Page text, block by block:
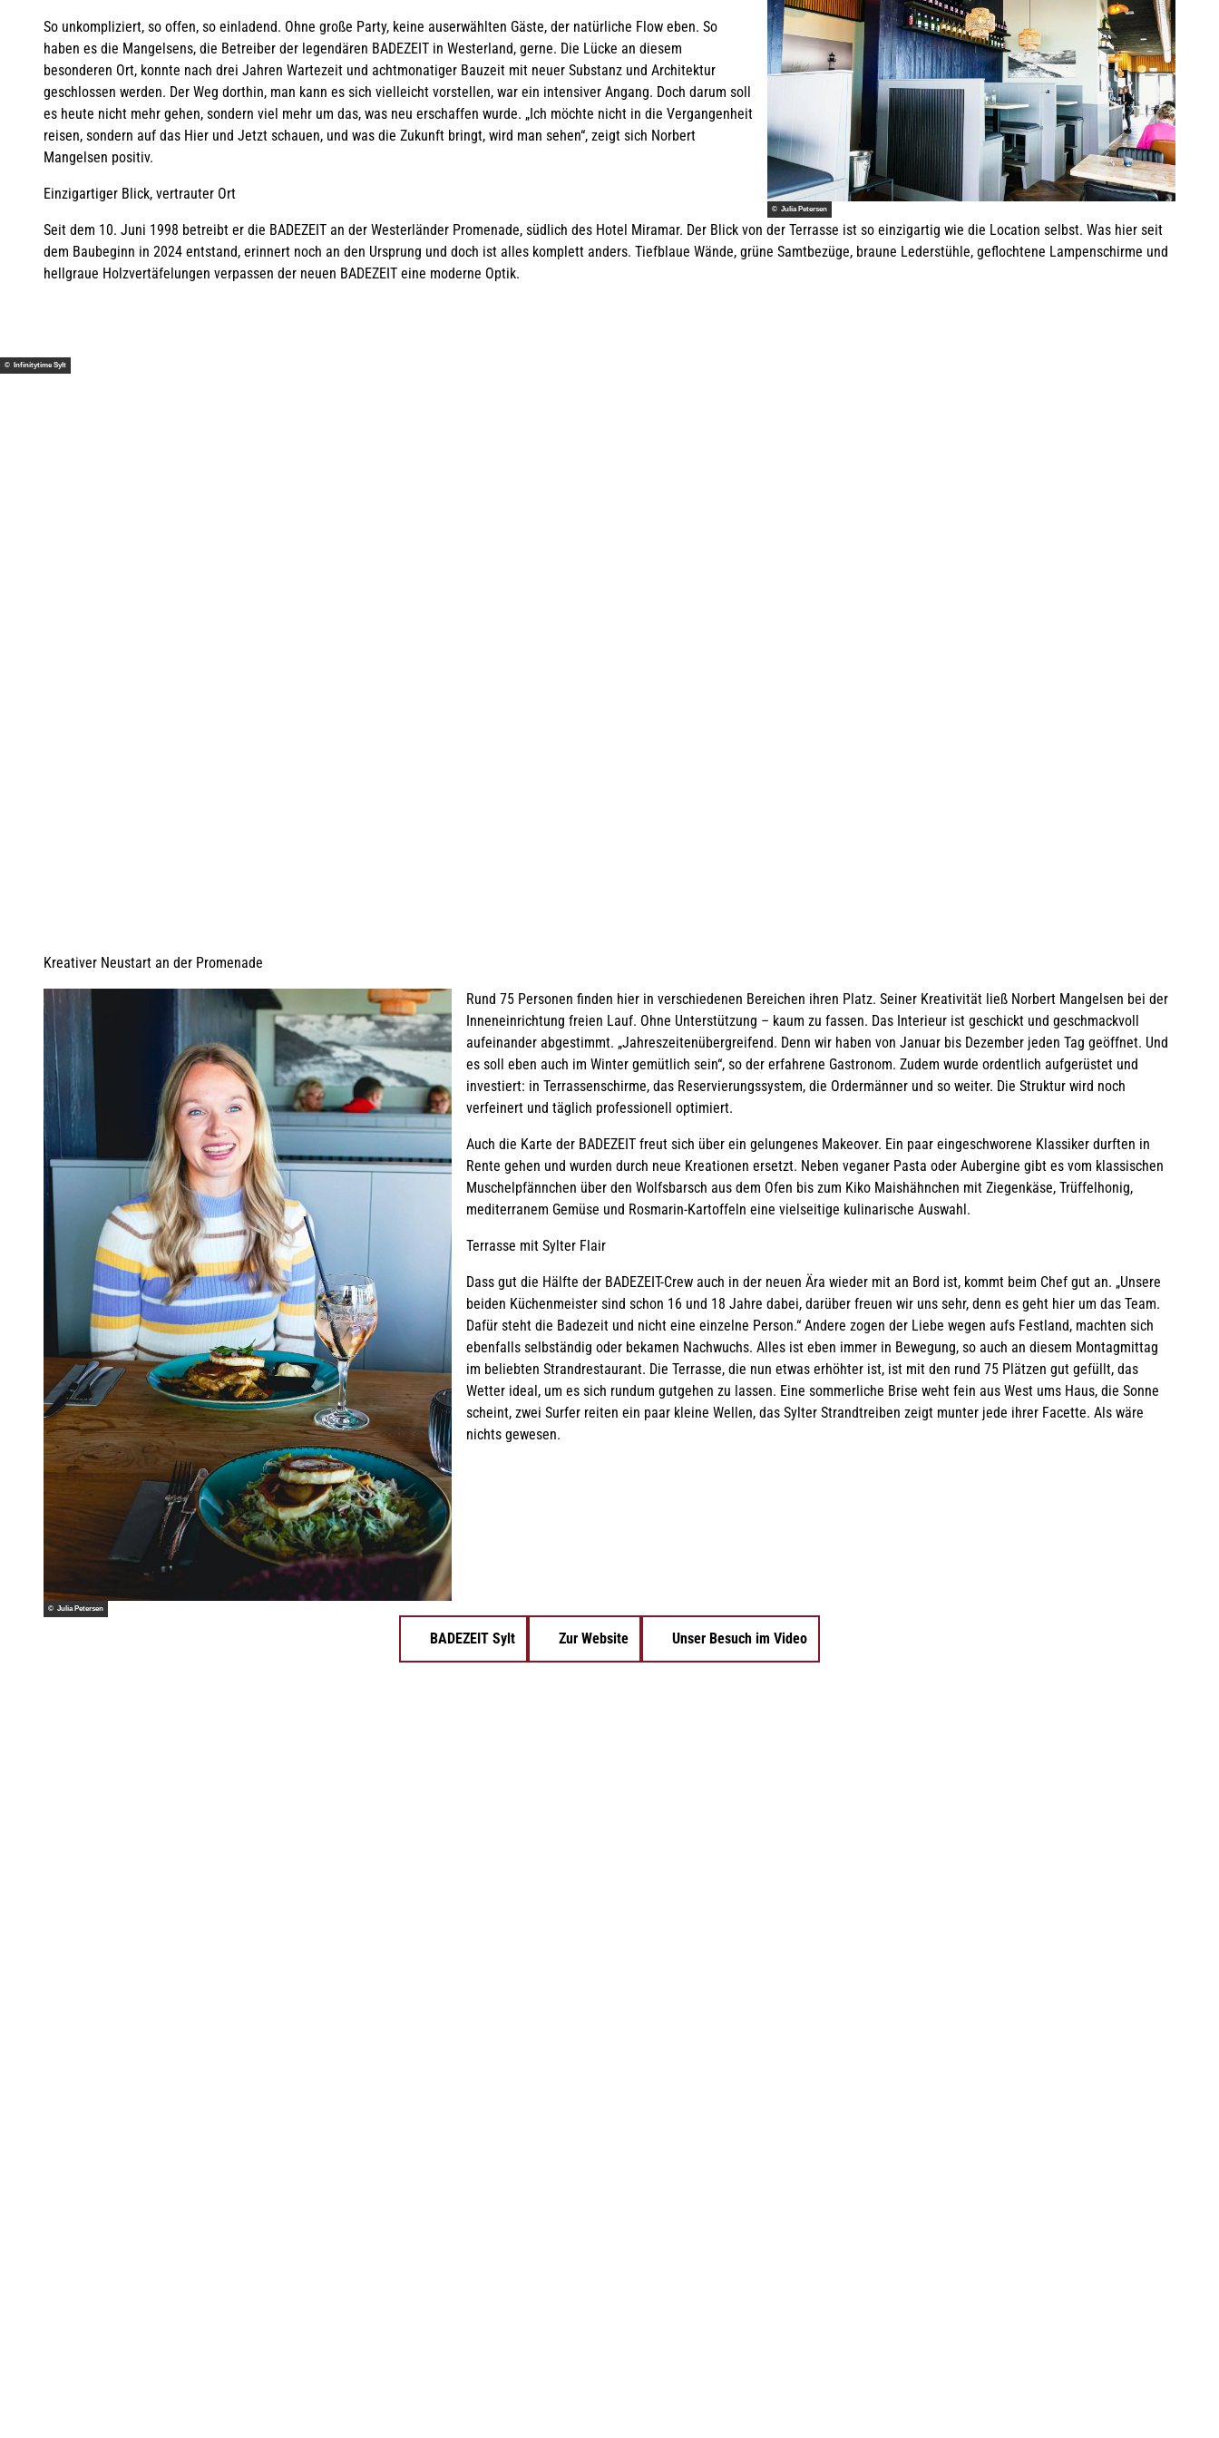
Strände Gezeiten
©
Webcams
Erlebnisse finden
© ©
DE EN DA FR ES IT PL SW NO NL
© Julia Petersen
So unkompliziert, so offen, so einladend. Ohne große Party, keine auserwählten Gäste, der natürliche Flow eben. So
haben es die Mangelsens, die Betreiber der legendären BADEZEIT in Westerland, gerne. Die Lücke an diesem
besonderen Ort, konnte nach drei Jahren Wartezeit und achtmonatiger Bauzeit mit neuer Substanz und Architektur
geschlossen werden. Der Weg dorthin, man kann es sich vielleicht vorstellen, war ein intensiver Angang. Doch darum soll
es heute nicht mehr gehen, sondern viel mehr um das, was neu erschaffen wurde. „Ich möchte nicht in die Vergangenheit
reisen, sondern auf das Hier und Jetzt schauen, und was die Zukunft bringt, wird man sehen“, zeigt sich Norbert
Mangelsen positiv.
Einzigartiger Blick, vertrauter Ort
Seit dem 10. Juni 1998 betreibt er die BADEZEIT an der Westerländer Promenade, südlich des Hotel Miramar. Der Blick von der Terrasse ist so einzigartig wie die Location selbst. Was hier seit
dem Baubeginn in 2024 entstand, erinnert noch an den Ursprung und doch ist alles komplett anders. Tiefblaue Wände, grüne Samtbezüge, braune Lederstühle, geflochtene Lampenschirme und
hellgraue Holzvertäfelungen verpassen der neuen BADEZEIT eine moderne Optik.
© Infinitytime Sylt
Kreativer Neustart an der Promenade
© Julia Petersen
Rund 75 Personen finden hier in verschiedenen Bereichen ihren Platz. Seiner Kreativität ließ Norbert Mangelsen bei der
Inneneinrichtung freien Lauf. Ohne Unterstützung – kaum zu fassen. Das Interieur ist geschickt und geschmackvoll
aufeinander abgestimmt. „Jahreszeitenübergreifend. Denn wir haben von Januar bis Dezember jeden Tag geöffnet. Und
es soll eben auch im Winter gemütlich sein“, so der erfahrene Gastronom. Zudem wurde ordentlich aufgerüstet und
investiert: in Terrassenschirme, das Reservierungssystem, die Ordermänner und so weiter. Die Struktur wird noch
verfeinert und täglich professionell optimiert.
Auch die Karte der BADEZEIT freut sich über ein gelungenes Makeover. Ein paar eingeschworene Klassiker durften in
Rente gehen und wurden durch neue Kreationen ersetzt. Neben veganer Pasta oder Aubergine gibt es vom klassischen
Muschelpfännchen über den Wolfsbarsch aus dem Ofen bis zum Kiko Maishähnchen mit Ziegenkäse, Trüffelhonig,
mediterranem Gemüse und Rosmarin-Kartoffeln eine vielseitige kulinarische Auswahl.
Terrasse mit Sylter Flair
Dass gut die Hälfte der BADEZEIT-Crew auch in der neuen Ära wieder mit an Bord ist, kommt beim Chef gut an. „Unsere
beiden Küchenmeister sind schon 16 und 18 Jahre dabei, darüber freuen wir uns sehr, denn es geht hier um das Team.
Dafür steht die Badezeit und nicht eine einzelne Person.“ Andere zogen der Liebe wegen aufs Festland, machten sich
ebenfalls selbständig oder bekamen Nachwuchs. Alles ist eben immer in Bewegung, so auch an diesem Montagmittag
im beliebten Strandrestaurant. Die Terrasse, die nun etwas erhöhter ist, ist mit den rund 75 Plätzen gut gefüllt, das
Wetter ideal, um es sich rundum gutgehen zu lassen. Eine sommerliche Brise weht fein aus West ums Haus, die Sonne
scheint, zwei Surfer reiten ein paar kleine Wellen, das Sylter Strandtreiben zeigt munter jede ihrer Facette. Als wäre
nichts gewesen.
BADEZEIT Sylt Zur Website Unser Besuch im Video